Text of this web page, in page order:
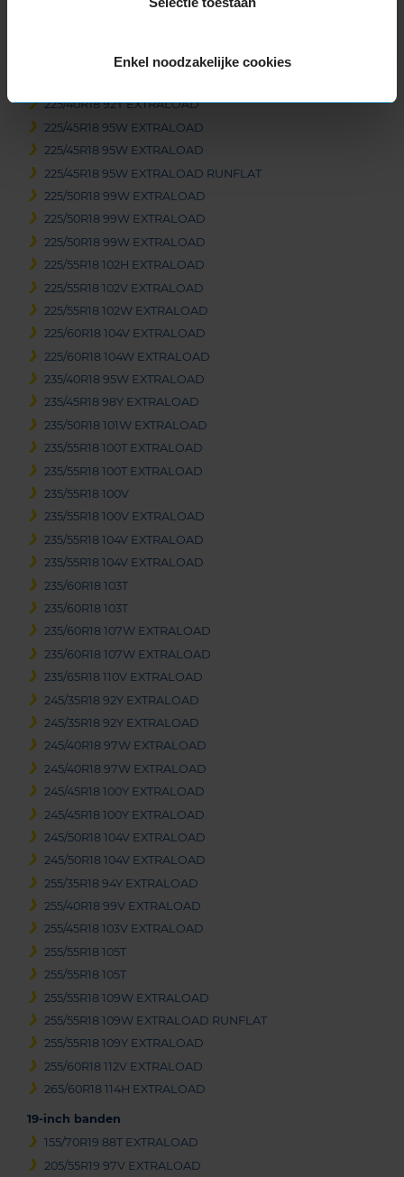
Enkel noodzakelijke cookies
215/55R18 99V EXTRALOAD
225/40R18 92Y EXTRALOAD
225/45R18 95W EXTRALOAD
225/45R18 95W EXTRALOAD
225/45R18 95W EXTRALOAD RUNFLAT
225/50R18 99W EXTRALOAD
225/50R18 99W EXTRALOAD
225/50R18 99W EXTRALOAD
225/55R18 102H EXTRALOAD
225/55R18 102V EXTRALOAD
225/55R18 102W EXTRALOAD
225/60R18 104V EXTRALOAD
225/60R18 104W EXTRALOAD
235/40R18 95W EXTRALOAD
235/45R18 98Y EXTRALOAD
235/50R18 101W EXTRALOAD
235/55R18 100T EXTRALOAD
235/55R18 100T EXTRALOAD
235/55R18 100V
235/55R18 100V EXTRALOAD
235/55R18 104V EXTRALOAD
235/55R18 104V EXTRALOAD
235/60R18 103T
235/60R18 103T
235/60R18 107W EXTRALOAD
235/60R18 107W EXTRALOAD
235/65R18 110V EXTRALOAD
245/35R18 92Y EXTRALOAD
245/35R18 92Y EXTRALOAD
245/40R18 97W EXTRALOAD
245/40R18 97W EXTRALOAD
245/45R18 100Y EXTRALOAD
245/45R18 100Y EXTRALOAD
245/50R18 104V EXTRALOAD
245/50R18 104V EXTRALOAD
255/35R18 94Y EXTRALOAD
255/40R18 99V EXTRALOAD
255/45R18 103V EXTRALOAD
255/55R18 105T
255/55R18 105T
255/55R18 109W EXTRALOAD
255/55R18 109W EXTRALOAD RUNFLAT
255/55R18 109Y EXTRALOAD
255/60R18 112V EXTRALOAD
265/60R18 114H EXTRALOAD
19-inch banden
155/70R19 88T EXTRALOAD
205/55R19 97V EXTRALOAD